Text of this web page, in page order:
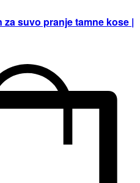
suvo pranje tamne kose |